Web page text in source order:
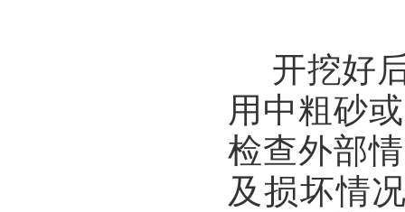
开挖好
用中粗砂
检查外部
及损坏情